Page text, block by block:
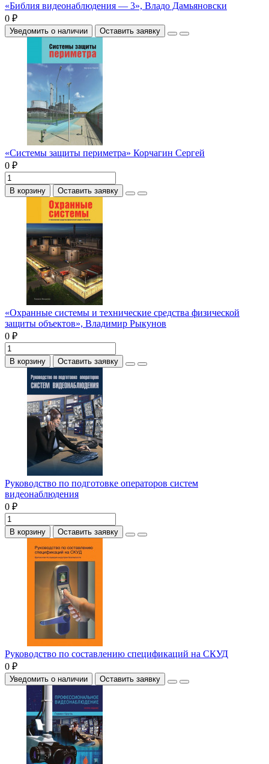
«Библия видеонаблюдения — 3», Владо Дамьяновски
0 ₽
Уведомить о наличии Оставить заявку
«Системы защиты периметра» Корчагин Сергей
0 ₽
В корзину Оставить заявку
«Охранные системы и технические средства физической
защиты объектов», Владимир Рыкунов
0 ₽
В корзину Оставить заявку
Руководство по подготовке операторов систем
видеонаблюдения
0 ₽
В корзину Оставить заявку
Руководство по составлению спецификаций на СКУД
0 ₽
Уведомить о наличии Оставить заявку